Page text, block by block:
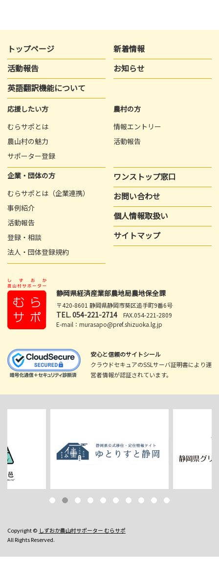
トップページ
新着情報
活動報告
お知らせ
英語翻訳機能について
応援したい方
むらサポとは
農山村の魅力
サポーター登録
農村の方
情報エントリー
活動報告
企業・団体の方
むらサポとは（企業連携）
事例紹介
活動報告
登録・相談
法人・団体登録規約
ワンストップ窓口
お問い合わせ
個人情報取扱い
サイトマップ
静岡県経済産業部農地局農地保全課
〒420-8601 静岡県静岡市葵区追手町9番6号
TEL.054-221-2714 FAX.054-221-2809
E-mail：murasapo@pref.shizuoka.lg.jp
安心と信頼のサイトシール
クラウドセキュアのSSLサーバ証明書により運
営者情報が認証されています。
Copyright © しずおか農山村サポーター むらサポ
All Rights Reserved.